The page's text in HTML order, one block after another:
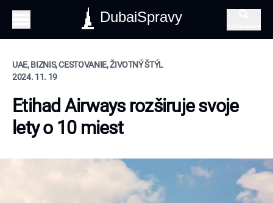
DubaiSpravy
UAE, BIZNIS, CESTOVANIE, ŽIVOTNÝ ŠTÝL
2024. 11. 19
Etihad Airways rozširuje svoje
lety o 10 miest